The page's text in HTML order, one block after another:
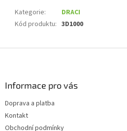
Kategorie:
DRACI
Kód produktu: 3D1000
Informace pro vás
Doprava a platba
Kontakt
Obchodní podmínky